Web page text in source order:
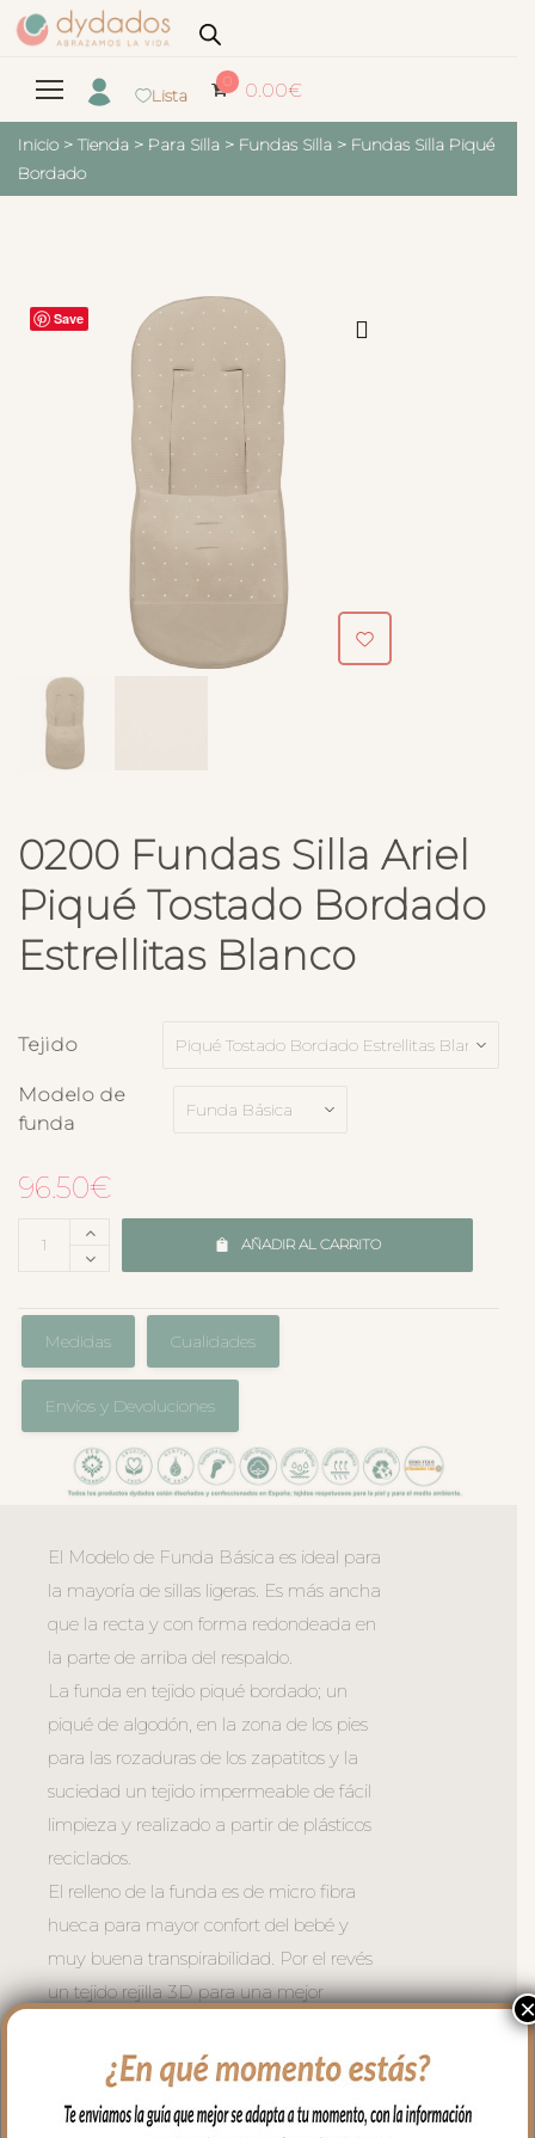
Lista
0 0.00€
Inicio > Tienda > Para Silla > Fundas Silla > Fundas Silla Piqué
Bordado
Save
0200 Fundas Silla Ariel
Piqué Tostado Bordado
Estrellitas Blanco
Tejido
Modelo de
funda
96.50€
AÑADIR AL CARRITO
Medidas Cualidades
Envíos y Devoluciones
El Modelo de Funda Básica es ideal para
la mayoría de sillas ligeras. Es más ancha
que la recta y con forma redondeada en
la parte de arriba del respaldo.
La funda en tejido piqué bordado; un
piqué de algodón, en la zona de los pies
para las rozaduras de los zapatitos y la
suciedad un tejido impermeable de fácil
limpieza y realizado a partir de plásticos
reciclados.
El relleno de la funda es de micro fibra
hueca para mayor confort del bebé y
muy buena transpirabilidad. Por el revés
un tejido rejilla 3D para una mejor
Para sujetar la funda en la silla cuenta
con una trasera con goma. También
lleva las cintas y las gomitas por si la
×